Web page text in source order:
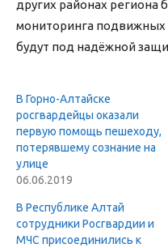
других районах региона
мониторинга подвижных
будут под надёжной
В Горно-Алтайске
росгвардейцы оказали
первую помощь пешеходу,
потерявшему сознание на
улице
06.06.2019
В Республике Алтай
сотрудники Росгвардии и
МЧС присоединились к